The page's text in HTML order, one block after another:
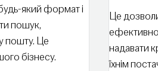
який формат і
пошук,
пошту. Це
бізнесу.
Це
надавати
їхнім